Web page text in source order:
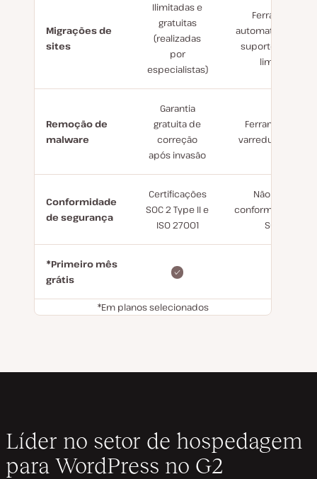
Migrações de
sites
Ilimitadas e
gratuitas
(realizadas
por
especialistas)
Ferramenta
automatizada
suporte humano
limitado
Remoção de
malware
Garantia
gratuita de
correção
após invasão
Ferramenta de
varredura Monarx
Conformidade
de segurança
Certificações
SOC 2 Type II e
ISO 27001
Não possui
conformidade
SOC 2
*Primeiro mês
grátis
*Em planos selecionados
Líder no setor de hospedagem
para WordPress no G2